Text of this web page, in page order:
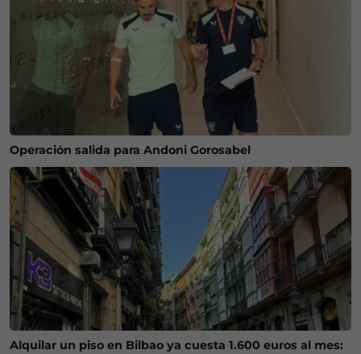
Operación salida para Andoni Gorosabel
Alquilar un piso en Bilbao ya cuesta 1.600 euros al mes: